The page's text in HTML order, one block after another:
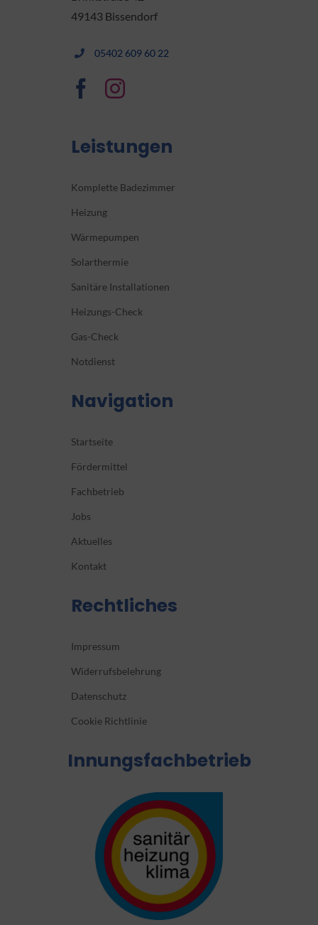
49143 Bissendorf
05402 609 60 22
Leistungen
Komplette Badezimmer
Heizung
Wärmepumpen
Solarthermie
Sanitäre Installationen
Heizungs-Check
Gas-Check
Notdienst
Navigation
Startseite
Fördermittel
Fachbetrieb
Jobs
Aktuelles
Kontakt
Rechtliches
Impressum
Widerrufsbelehrung
Datenschutz
Cookie Richtlinie
Innungsfachbetrieb